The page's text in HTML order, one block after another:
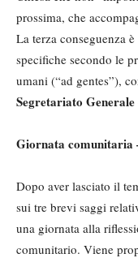
prossima, che
La terza conseguenza
specifiche secondo le
umani (“ad gentes”),
Segretariato
Giornata comunitaria
Dopo aver lasciato il
sui tre brevi saggi
una giornata alla
comunitario. Viene